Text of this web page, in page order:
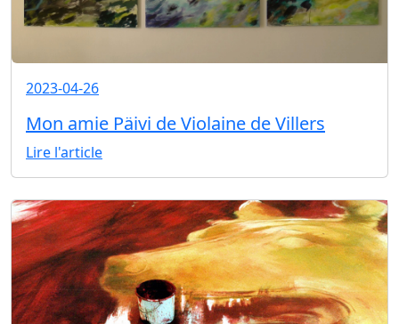
2023-04-26
Mon amie Päivi de Violaine de Villers
Lire l'article